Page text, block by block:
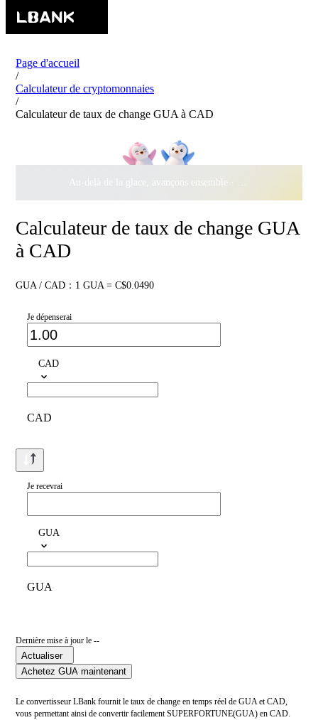
Page d'accueil
/
Calculateur de cryptomonnaies
/
Calculateur de taux de change GUA à CAD
Au-delà de la glace, avançons ensemble ·
500 000 $
Calculateur de taux de change GUA
à CAD
GUA / CAD：1 GUA = C$0.0490
Je dépenserai
CAD
CAD
Je recevrai
GUA
GUA
Dernière mise à jour le --
Actualiser
Achetez GUA maintenant
Le convertisseur LBank fournit le taux de change en temps réel de GUA et CAD,
vous permettant ainsi de convertir facilement SUPERFORTUNE(GUA) en CAD.